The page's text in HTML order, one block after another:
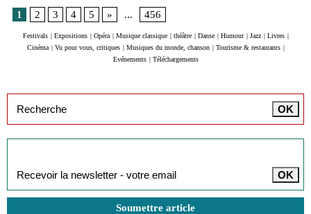
1
2 3 4 5 » ... 456
Festivals | Expositions | Opéra | Musique classique | théâtre | Danse | Humour | Jazz | Livres |
Cinéma | Vu pour vous, critiques | Musiques du monde, chanson | Tourisme & restaurants |
Evénements | Téléchargements
Soumettre article